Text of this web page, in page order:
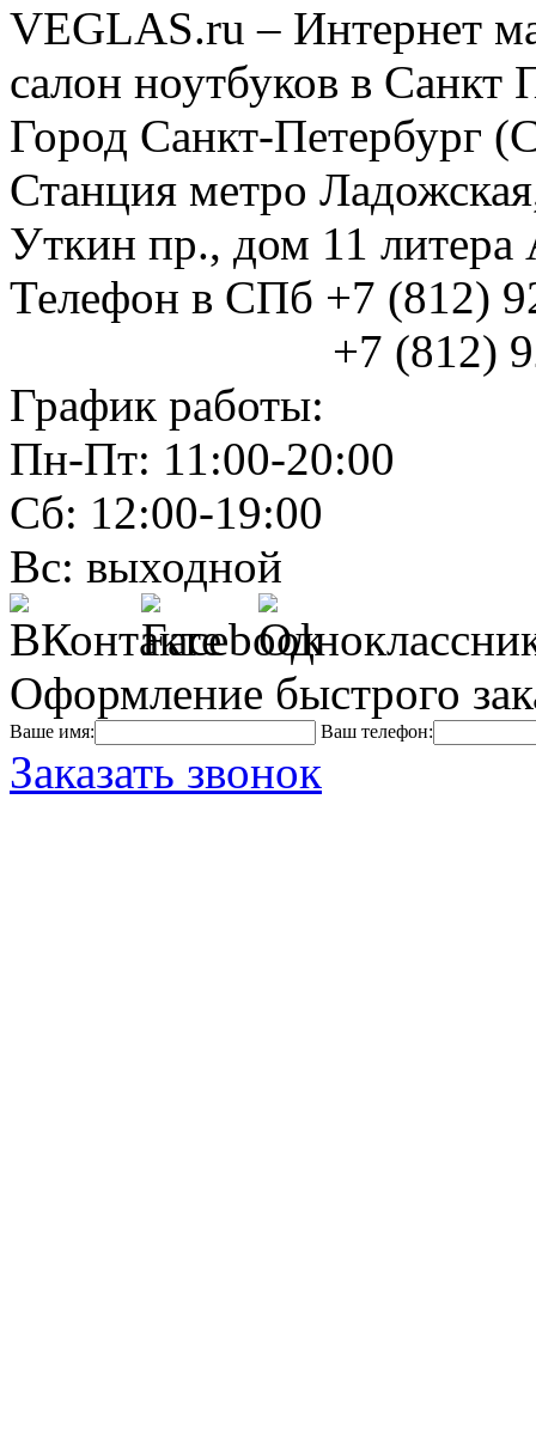
VEGLAS.ru – Интернет
салон ноутбуков в Санкт
Город Санкт-Петербург
Станция метро
Уткин пр., дом 11
Телефон в СПб +7 (812)
+7 (812)
График работы:
Пн-Пт: 11:00-20:00
Сб: 12:00-19:00
Вс: выходной
Оформление быстрого
Ваше имя: Ваш телефон:
Заказать звонок